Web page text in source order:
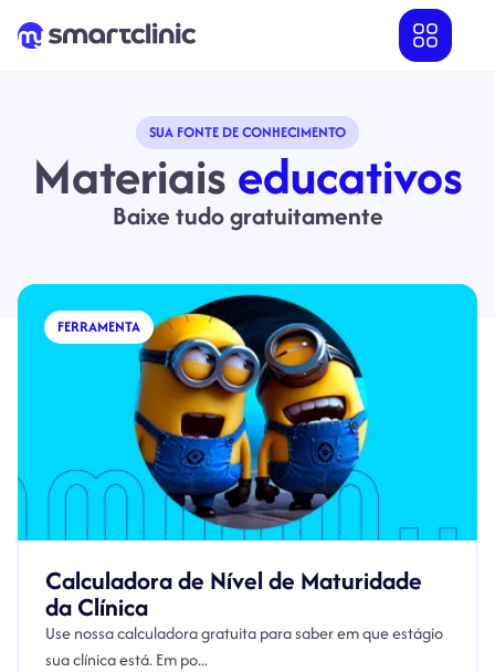
SUA FONTE DE CONHECIMENTO
Materiaiseducativos
Baixe tudo gratuitamente
FERRAMENTA
Calculadora de Nível de Maturidade
da Clínica
Use nossa calculadora gratuita para saber em que estágio
sua clínica está. Em po...